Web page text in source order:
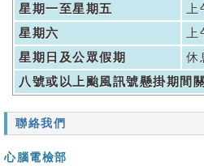
星期一至星期五
星期六
星期日及公眾假期
休
八號或以上颱風訊號懸掛期間
聯絡我們
心腦電檢部